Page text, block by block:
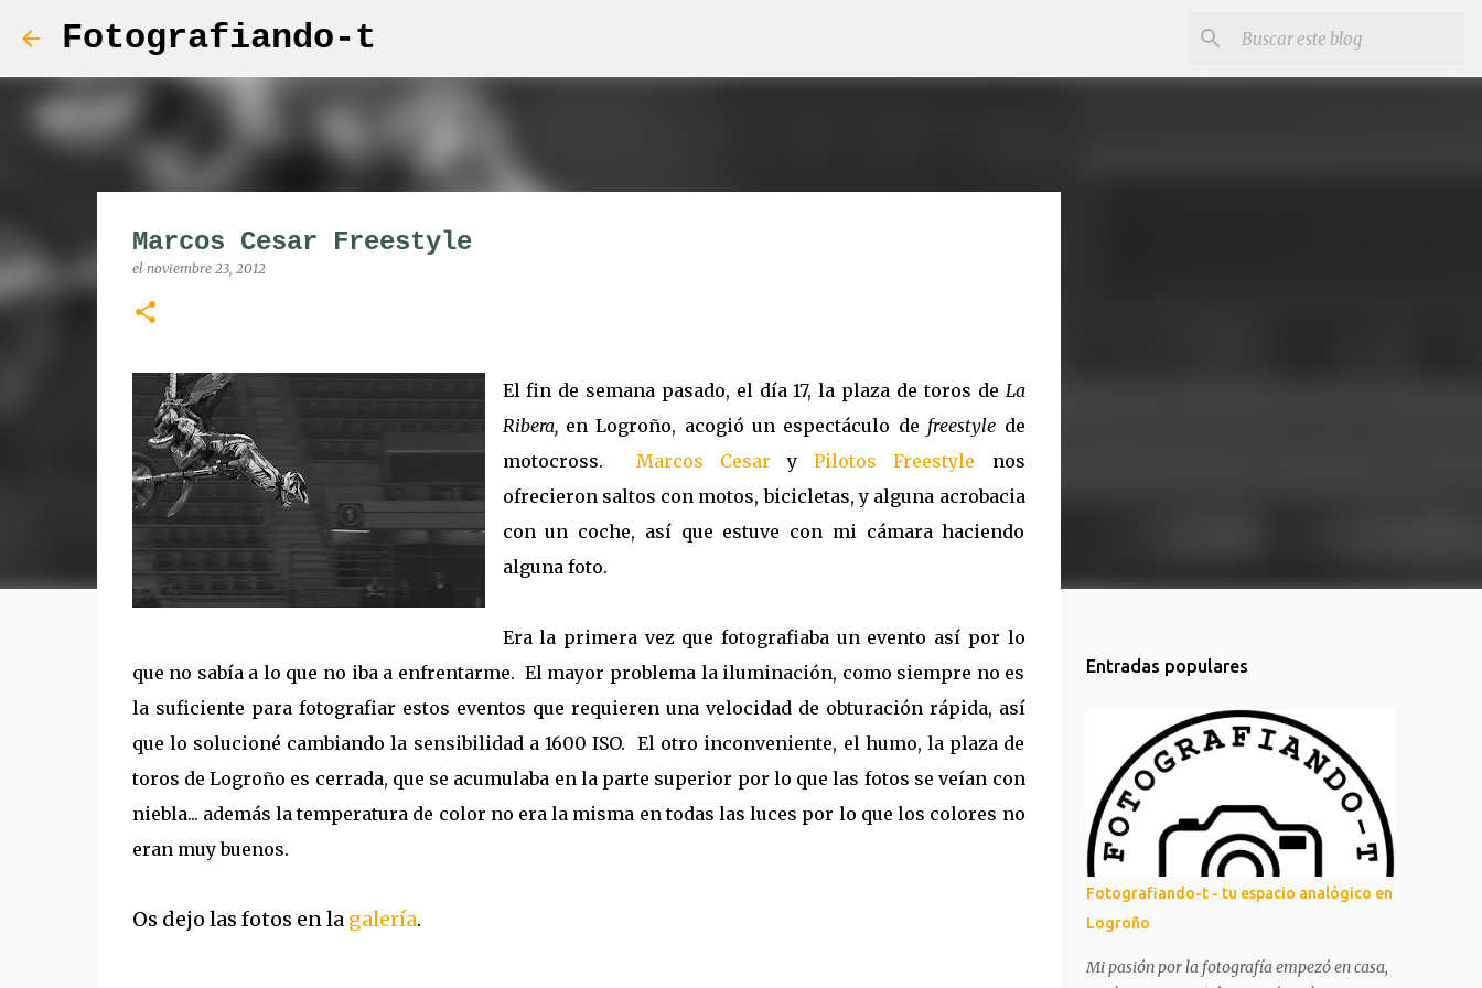
Fotografiando-t
Marcos Cesar Freestyle
el noviembre 23, 2012
El fin de semana pasado, el día 17, la plaza de toros de La
Ribera,en Logroño, acogió un espectáculo de freestyle de
motocross. Marcos Cesar yPilotos Freestyle nos
ofrecieron saltos con motos, bicicletas, y alguna acrobacia
con un coche, así que estuve con mi cámara haciendo
alguna foto.
Era la primera vez que fotografiaba un evento así por lo
que no sabía a lo que no iba a enfrentarme. El mayor problema la iluminación, como siempre no es
la suficiente para fotografiar estos eventos que requieren una velocidad de obturación rápida, así
que lo solucioné cambiando la sensibilidad a 1600 ISO. El otro inconveniente, el humo, la plaza de
toros de Logroño es cerrada, que se acumulaba en la parte superior por lo que las fotos se veían con
niebla... además la temperatura de color no era la misma en todas las luces por lo que los colores no
eran muy buenos.
Os dejo las fotos en la galería.
Entradas populares
Fotografiando-t - tu espacio analógico en
Logroño
Mi pasión por la fotografía empezó en casa,